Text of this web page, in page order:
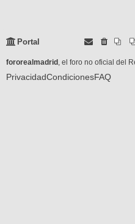
Portal
fororealmadrid , el foro no oficial del
PrivacidadCondicionesFAQ